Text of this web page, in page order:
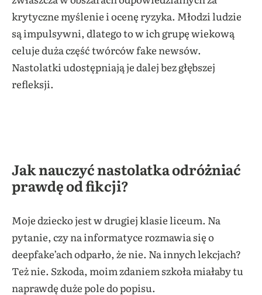
krytyczne myślenie i ocenę ryzyka. Młodzi ludzie
są impulsywni, dlatego to w ich grupę wiekową
celuje duża część twórców fake newsów.
Nastolatki udostępniają je dalej bez głębszej
refleksji.
Jak nauczyć nastolatka odróżniać
prawdę od fikcji?
Moje dziecko jest w drugiej klasie liceum. Na
pytanie, czy na informatyce rozmawia się o
deepfake’ach odparło, że nie. Na innych lekcjach?
Też nie. Szkoda, moim zdaniem szkoła miałaby tu
naprawdę duże pole do popisu.